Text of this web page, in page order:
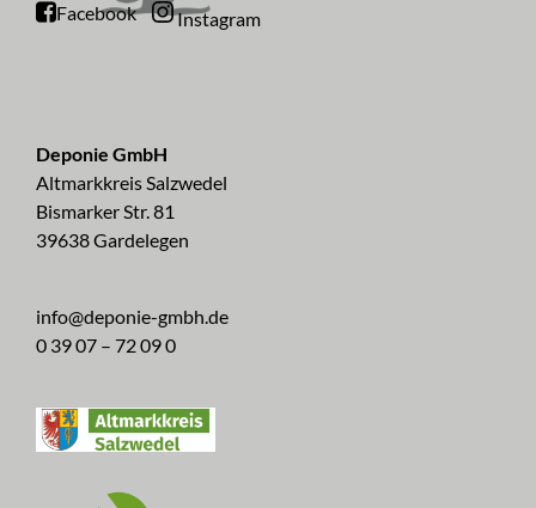
Facebook Instagram
Deponie GmbH
Altmarkkreis Salzwedel
Bismarker Str. 81
39638 Gardelegen
info@deponie-gmbh.de
0 39 07 – 72 09 0